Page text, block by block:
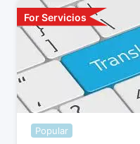
For Servicios
Popular